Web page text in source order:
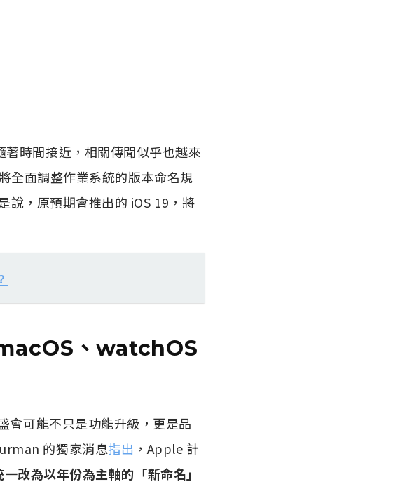
著時間接近，相關傳聞似乎也越來
全面調整作業系統的版本命名規
說，原預期會推出的 iOS 19，將
、watchOS
會可能不只是功能升級，更是品
的獨家消息指出 ，Apple 計
一改為以年份為主軸的「新命名」